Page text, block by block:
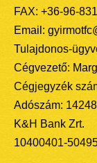
FAX: +36-96-
Email:
Tulajdonos-
Cégvezető:
Cégjegyzék
Adószám:
K&H Bank Zrt.
10400401-